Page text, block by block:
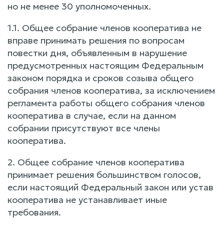
но не менее 30 уполномоченных.
1.1. Общее собрание членов кооператива не
вправе принимать решения по вопросам
повестки дня, объявленным в нарушение
предусмотренных настоящим Федеральным
законом порядка и сроков созыва общего
собрания членов кооператива, за исключением
регламента работы общего собрания членов
кооператива в случае, если на данном
собрании присутствуют все члены
кооператива.
2. Общее собрание членов кооператива
принимает решения большинством голосов,
если настоящий Федеральный закон или устав
кооператива не устанавливает иные
требования.